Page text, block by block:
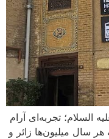
السلام؛ تجربه‌ای آرام
سال میلیون‌ها زائر و